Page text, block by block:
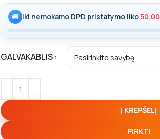
🚚 Iki nemokamo DPD pristatymo liko50,00
GALVAKABLIS
Į KREPŠELĮ
PIRKTI